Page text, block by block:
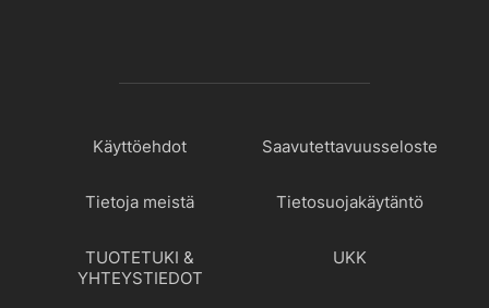
Käyttöehdot Saavutettavuusseloste
Tietoja meistä Tietosuojakäytäntö
TUOTETUKI &
YHTEYSTIEDOT
UKK